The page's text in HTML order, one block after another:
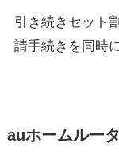
引き続きセット
請手続きを同時
auホームルー